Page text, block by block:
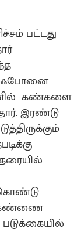
பட்டது
கண்களை
இரண்டு
கொண்டு
கண்ணை